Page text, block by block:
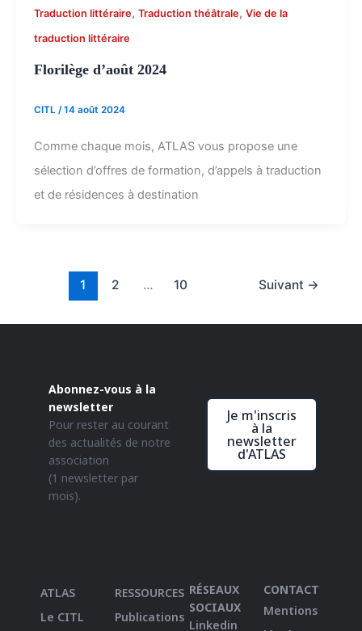
Traduction littéraire, Traduction théâtrale, Vie de la
traduction littéraire
Florilège d’août 2024
CITL /14 août 2024
Comme chaque mois, ATLAS vous propose une
sélection d’offres de formation, d’appels à traduction
et de résidences à destination
1 2 … 10 Suivant →
Abonnez-vous à la
newsletter
Pour rester au courant
des actualités de notre
association
(1 newsletter par
mois).
Je m'inscris
à la
newsletter
d'ATLAS
ATLAS
Le CITL
RESSOURCES
Publications
RÉSEAUX
SOCIAUX
Linkedin
CONTACT
Mentions